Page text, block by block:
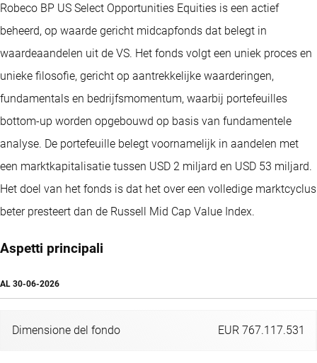
Robeco BP US Select Opportunities Equities is een actief
beheerd, op waarde gericht midcapfonds dat belegt in
waardeaandelen uit de VS. Het fonds volgt een uniek proces en
unieke filosofie, gericht op aantrekkelijke waarderingen,
fundamentals en bedrijfsmomentum, waarbij portefeuilles
bottom-up worden opgebouwd op basis van fundamentele
analyse. De portefeuille belegt voornamelijk in aandelen met
een marktkapitalisatie tussen USD 2 miljard en USD 53 miljard.
Het doel van het fonds is dat het over een volledige marktcyclus
beter presteert dan de Russell Mid Cap Value Index.
Aspetti principali
AL 30-06-2026
Dimensione del fondo EUR 767.117.531